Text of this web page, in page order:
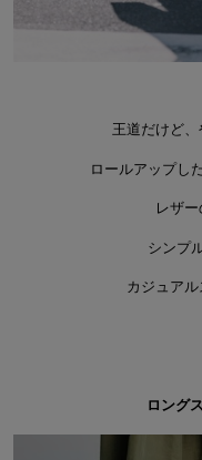
王道だけど、
ロールアップし
レザー
シンプ
カジュアル
ロング